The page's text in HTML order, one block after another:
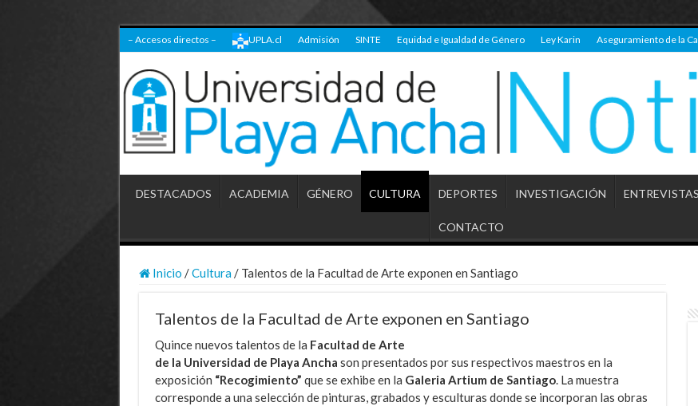
– Accesos directos – UPLA.cl Admisión SINTE Equidad e Igualdad de Género Ley Karin Aseguramiento de la
DESTACADOS ACADEMIA GÉNERO CULTURA DEPORTES INVESTIGACIÓN ENTREVISTAS
CONTACTO
Inicio /Cultura / Talentos de la Facultad de Arte exponen en Santiago
Talentos de la Facultad de Arte exponen en Santiago
Quince nuevos talentos de la Facultad de Arte
de la Universidad de Playa Ancha son presentados por sus respectivos maestros en la
exposición “Recogimiento” que se exhibe en la Galeria Artium de Santiago. La muestra
corresponde a una selección de pinturas, grabados y esculturas donde se incorporan las obras